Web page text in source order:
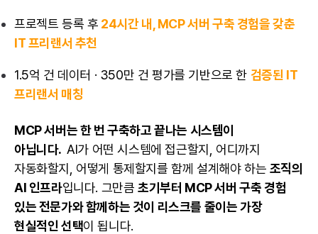
프로젝트 등록 후 24시간 내, MCP 서버 구축 경험을 갖춘
IT 프리랜서 추천
1.5억 건 데이터 · 350만 건 평가를 기반으로 한 검증된 IT
프리랜서 매칭
MCP 서버는 한 번 구축하고 끝나는 시스템이
아닙니다. AI가 어떤 시스템에 접근할지, 어디까지
자동화할지, 어떻게 통제할지를 함께 설계해야 하는 조직의
AI 인프라입니다. 그만큼초기부터 MCP 서버 구축 경험
있는 전문가와 함께하는 것이 리스크를 줄이는 가장
현실적인 선택이 됩니다.